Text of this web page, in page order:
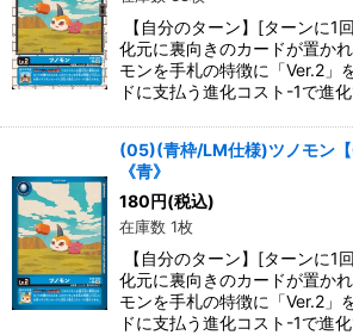
【自分のターン】[ターンに1
化元に裏向きのカードが置か
モンを手札の特徴に「Ver.2」
ドに支払う進化コスト-1で進化
(05)(青枠/LM仕様)ツノモン
《青》
180 円(税込)
在庫数 1枚
【自分のターン】[ターンに1
化元に裏向きのカードが置か
モンを手札の特徴に「Ver.2」
ドに支払う進化コスト-1で進化